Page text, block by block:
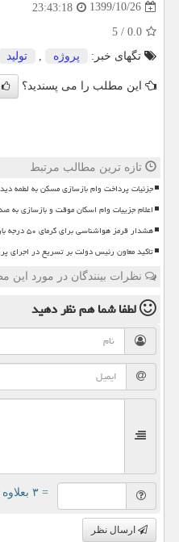
1399/10/26
23:43:18
0.0
/
5
تگهای خبر:
پروژه تولید
این مطلب را می پسندید؟
تازه ترین مطالب مرتبط
جزئیات پرداخت وام بازسازی مسکن به لطمه
اعلام جزییات وام اسکان موقت و بازسازی به
هشدار قرمز هواشناسی برای گرمای ۵۰ درجه بارشهای سیل آسا در ۳ استان
تاکید معاون رئیس دولت بر تسریع در اجرای
نظرات بینندگان در مورد این
لطفا شما همنظر دهید
= ۳ بعلاوه ۳
ارسال نظر